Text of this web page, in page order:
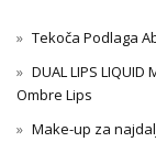
Tekoča Podlaga
DUAL LIPS
Ombre Lips
Make-up za